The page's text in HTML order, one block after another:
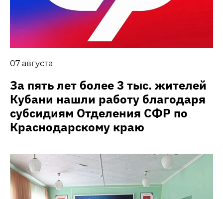
07 августа
За пять лет более 3 тыс. жителей
Кубани нашли работу благодаря
субсидиям Отделения СФР по
Краснодарскому краю